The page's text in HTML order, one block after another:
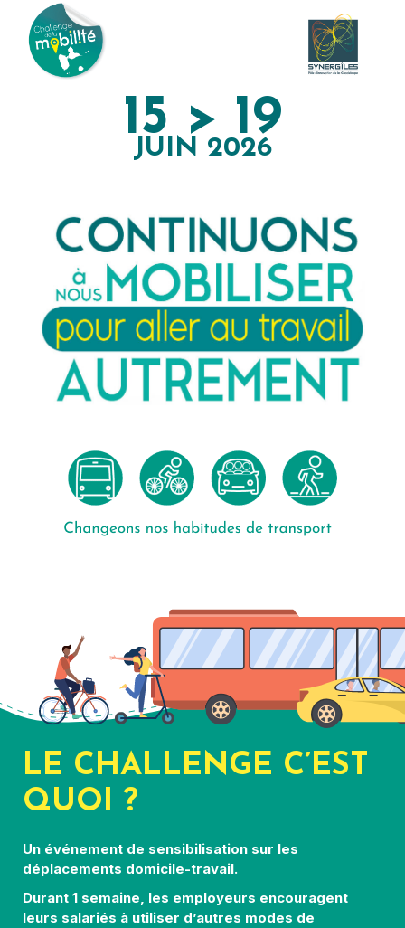
15 > 19
JUIN 2026
LE CHALLENGE C’EST
QUOI ?
Un événement de sensibilisation sur les
déplacements domicile-travail.
Durant 1 semaine, les employeurs encouragent
leurs salariés à utiliser d’autres modes de